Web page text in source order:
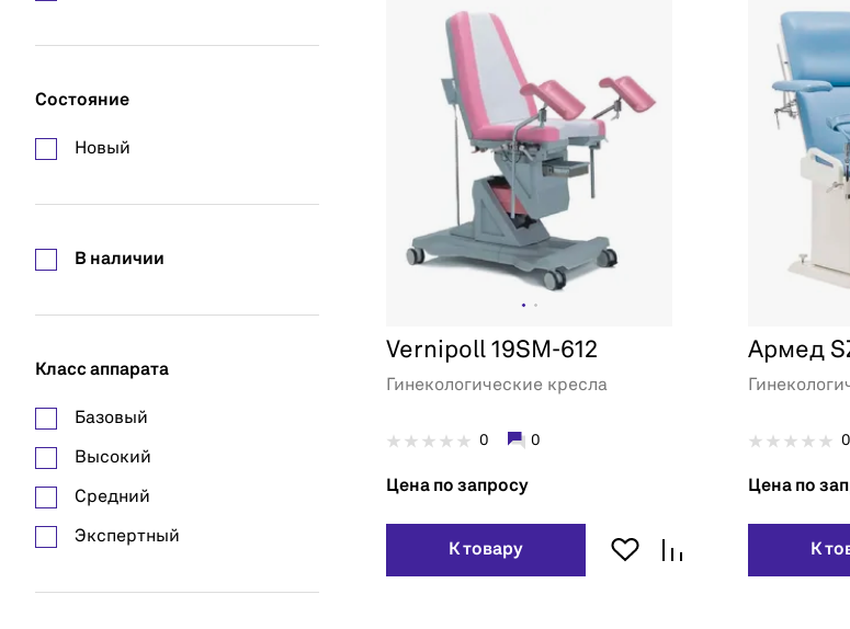
Vernipoll
ДЗМО
Медин
Состояние
Новый
В наличии
Класс аппарата
Базовый
Высокий
Средний
Экспертный
Vernipoll 19SM-612
Гинекологические кресла
0 0
Цена по запросу
К товару
Армед
0
Цена по
К